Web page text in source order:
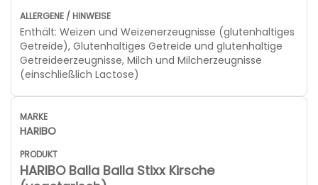
Enthält: Weizen und Weizenerzeugnisse (glutenhaltiges
Getreide), Glutenhaltiges Getreide und glutenhaltige
Getreideerzeugnisse, Milch und Milcherzeugnisse
(einschließlich Lactose)
HARIBO
HARIBO Balla Balla Stixx Kirsche